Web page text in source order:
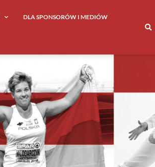
DLA SPONSORÓW I MEDIÓW